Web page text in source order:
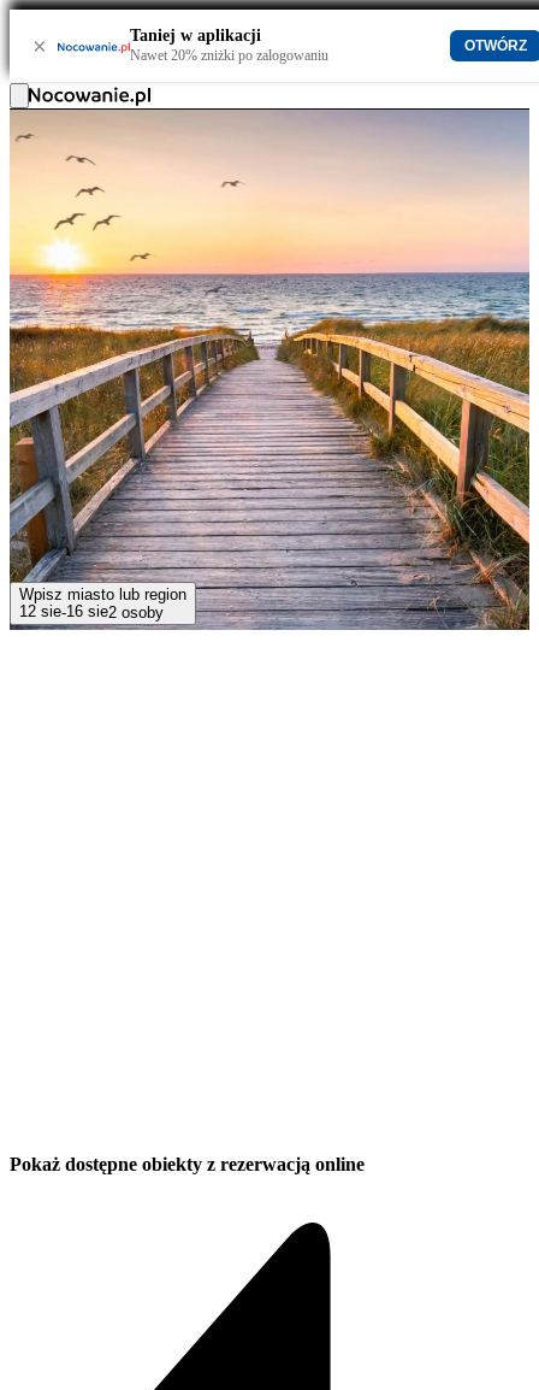
× Taniej w aplikacji
Nawet 20% zniżki po zalogowaniu
OTWÓRZ
Wpisz miasto lub region
12 sie-16 sie2 osoby
Pokaż dostępne obiekty z rezerwacją online